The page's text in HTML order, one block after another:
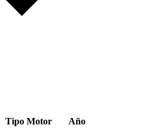
Tipo Motor
Año